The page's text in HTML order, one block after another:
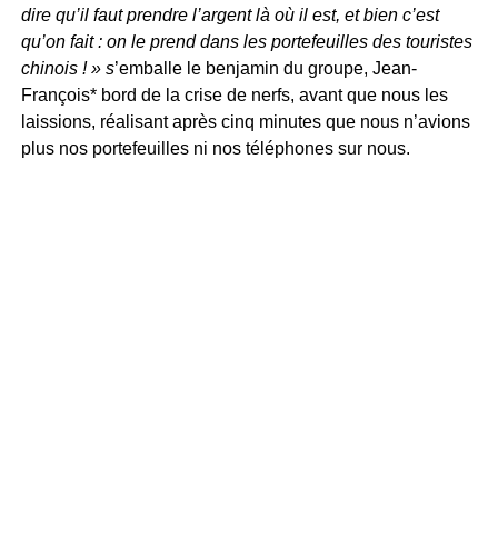
dire qu’il faut prendre l’argent là où il est, et bien c’est
qu’on fait : on le prend dans les portefeuilles des touristes
chinois ! » s’emballe le benjamin du groupe, Jean-
François* bord de la crise de nerfs, avant que nous les
laissions, réalisant après cinq minutes que nous n’avions
plus nos portefeuilles ni nos téléphones sur nous.